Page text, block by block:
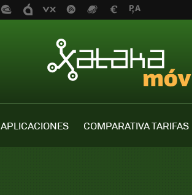
APLICACIONES COMPARATIVA TARIFAS